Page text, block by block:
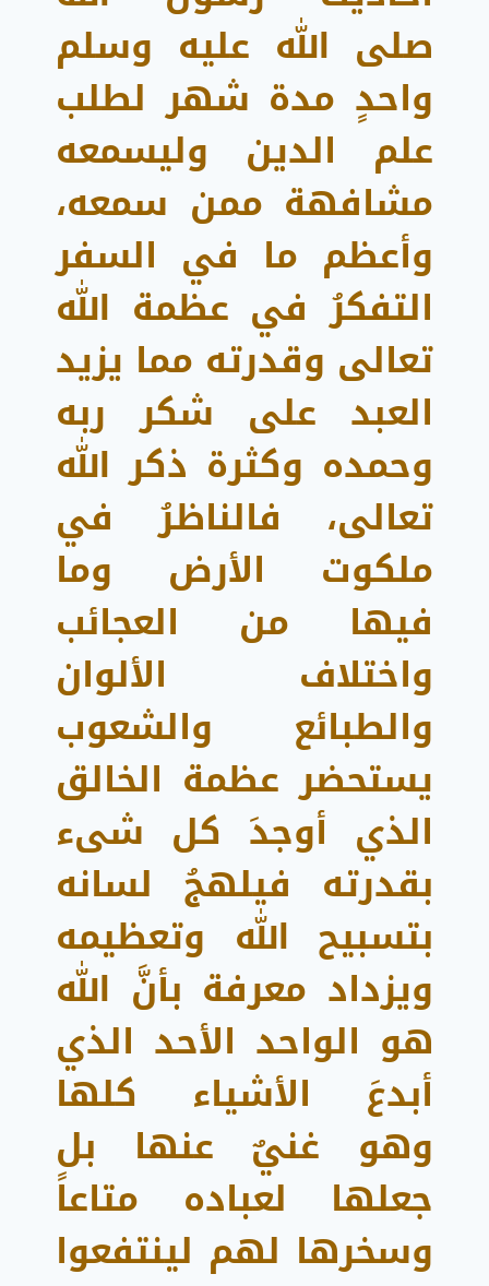
صلى الله عليه وسلم
واحدٍ مدة شهر لطلب
علم الدين وليسمعه
مشافهة ممن سمعه،
وأعظم ما في السفر
التفكرُ في عظمة الله
تعالى وقدرته مما يزيد
العبد على شكر ربه
وحمده وكثرة ذكر الله
تعالى، فالناظرُ في
ملكوت الأرض وما
فيها من العجائب
واختلاف الألوان
والطبائع والشعوب
يستحضر عظمة الخالق
الذي أوجدَ كل شىء
بقدرته فيلهجُ لسانه
بتسبيح الله وتعظيمه
ويزداد معرفة بأنَّ الله
هو الواحد الأحد الذي
أبدعَ الأشياء كلها
وهو غنيٌ عنها بل
جعلها لعباده متاعاً
وسخرها لهم لينتفعوا